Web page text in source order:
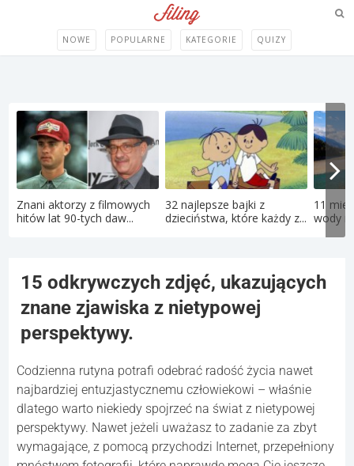
NOWE POPULARNE KATEGORIE QUIZY
Znani aktorzy z filmowych
hitów lat 90-tych daw...
32 najlepsze bajki z
dzieciństwa, które każdy z...
11
wody
15 odkrywczych zdjęć, ukazujących
znane zjawiska z nietypowej
perspektywy.
Codzienna rutyna potrafi odebrać radość życia nawet
najbardziej entuzjastycznemu człowiekowi – właśnie
dlatego warto niekiedy spojrzeć na świat z nietypowej
perspektywy. Nawet jeżeli uważasz to zadanie za zbyt
wymagające, z pomocą przychodzi Internet, przepełniony